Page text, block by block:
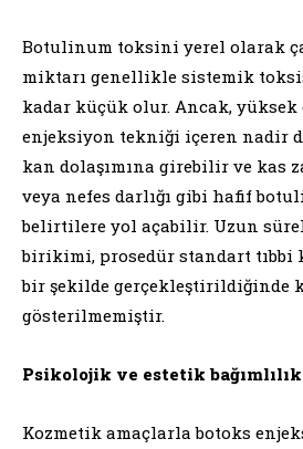
Botulinum toksini yerel olarak
miktarı genellikle sistemik
kadar küçük olur. Ancak, yüksek
enjeksiyon tekniği içeren nadir
kan dolaşımına girebilir ve kas
veya nefes darlığı gibi hafif
belirtilere yol açabilir. Uzun
birikimi, prosedür standart tıbbi
bir şekilde gerçekleştirildiğinde
gösterilmemiştir.
Psikolojik ve estetik bağımlılık
Kozmetik amaçlarla botoks